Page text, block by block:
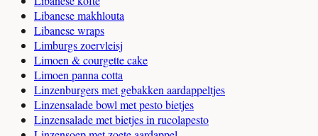
Libanese makhlouta
Libanese wraps
Limburgs zoervleisj
Limoen & courgette cake
Limoen panna cotta
Linzenburgers met gebakken aardappeltjes
Linzensalade bowl met pesto bietjes
Linzensalade met bietjes in rucolapesto